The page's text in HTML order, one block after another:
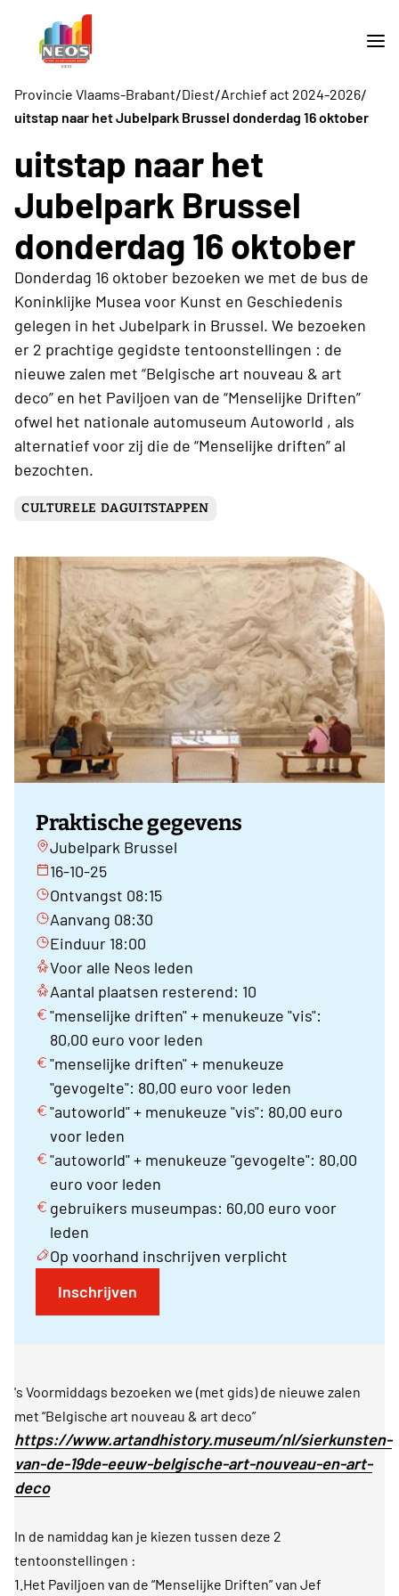
Provincie Vlaams-Brabant/Diest/Archief act 2024-2026/
uitstap naar het Jubelpark Brussel donderdag 16 oktober
uitstap naar het
Jubelpark Brussel
donderdag 16 oktober
Donderdag 16 oktober bezoeken we met de bus de
Koninklijke Musea voor Kunst en Geschiedenis
gelegen in het Jubelpark in Brussel. We bezoeken
er 2 prachtige gegidste tentoonstellingen : de
nieuwe zalen met “Belgische art nouveau & art
deco” en het Paviljoen van de “Menselijke Driften”
ofwel het nationale automuseum Autoworld , als
alternatief voor zij die de “Menselijke driften” al
bezochten.
CULTURELE DAGUITSTAPPEN
Praktische gegevens
Jubelpark Brussel
16-10-25
Ontvangst 08:15
Aanvang 08:30
Einduur 18:00
Voor alle Neos leden
Aantal plaatsen resterend: 10
"menselijke driften" + menukeuze "vis":
80,00 euro voor leden
"menselijke driften" + menukeuze
"gevogelte": 80,00 euro voor leden
"autoworld" + menukeuze "vis": 80,00 euro
voor leden
"autoworld" + menukeuze "gevogelte": 80,00
euro voor leden
gebruikers museumpas: 60,00 euro voor
leden
Op voorhand inschrijven verplicht
Inschrijven
's Voormiddags bezoeken we (met gids) de nieuwe zalen
met “Belgische art nouveau & art deco”
https://www.artandhistory.museum/nl/sierkunsten-
van-de-19de-eeuw-belgische-art-nouveau-en-art-
deco
In de namiddag kan je kiezen tussen deze 2
tentoonstellingen :
1.Het Paviljoen van de “Menselijke Driften” van Jef